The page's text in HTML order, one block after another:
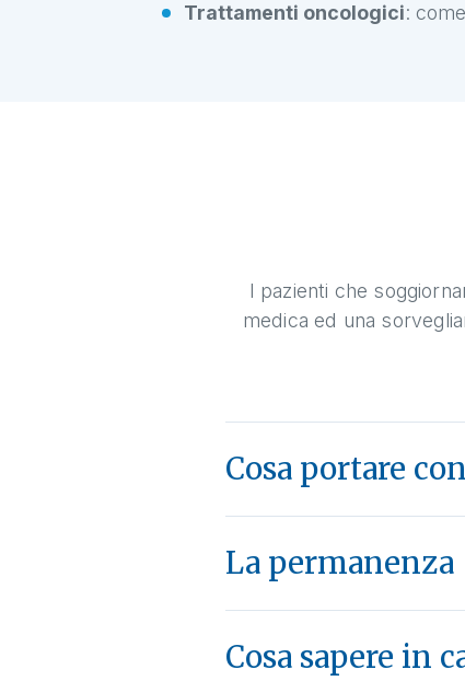
Trattamenti oncologici:
I pazienti che
medica ed una
Cosa portare
La permanenza
Cosa sapere in